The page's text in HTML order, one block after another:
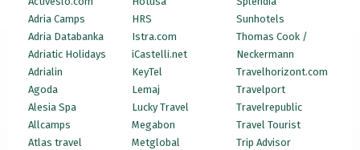
Adria Camps
Adria Databanka
Adriatic Holidays
Adrialin
Agoda
Alesia Spa
Allcamps
Atlas travel
HRS
Istra.com
iCastelli.net
KeyTel
Lemaj
Lucky Travel
Megabon
Metglobal
Sunhotels
Thomas Cook /
Neckermann
Travelhorizont.com
Travelport
Travelrepublic
Travel Tourist
Trip Advisor